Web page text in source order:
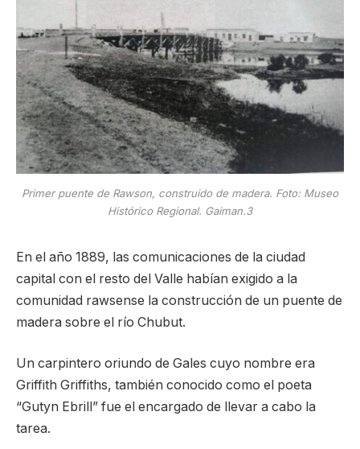
Primer puente de Rawson, construido de madera. Foto: Museo
Histórico Regional. Gaiman.3
En el año 1889, las comunicaciones de la ciudad
capital con el resto del Valle habían exigido a la
comunidad rawsense la construcción de un puente de
madera sobre el río Chubut.
Un carpintero oriundo de Gales cuyo nombre era
Griffith Griffiths, también conocido como el poeta
“Gutyn Ebrill” fue el encargado de llevar a cabo la
tarea.